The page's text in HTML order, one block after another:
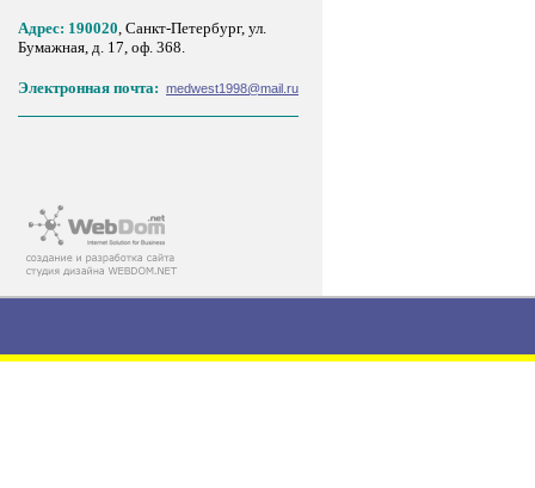
Адрес: 190020, Санкт-Петербург, ул.
Бумажная, д. 17, оф. 368.
Электронная почта: medwest1998@mail.ru